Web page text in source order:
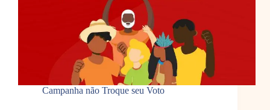
Campanha não Troque seu Voto